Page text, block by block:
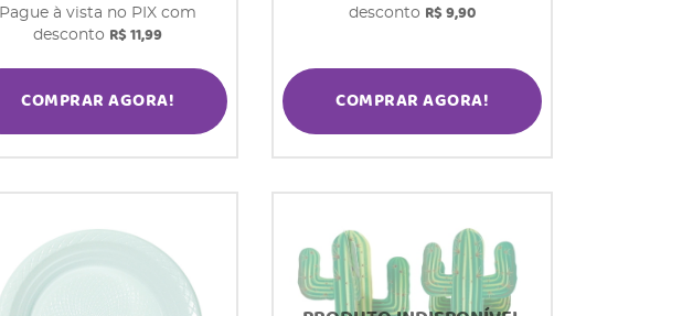
Pague à vista no PIX com
desconto R$ 11,99
COMPRAR AGORA!
desconto R$ 9,90
COMPRAR AGORA!